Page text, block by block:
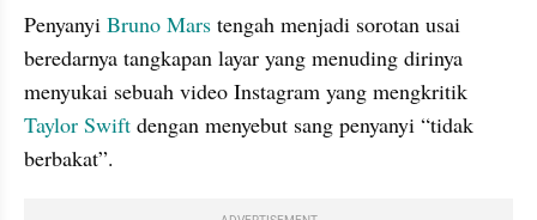
Penyanyi Bruno Mars tengah menjadi sorotan usai
beredarnya tangkapan layar yang menuding dirinya
Taylor Swift dengan menyebut sang penyanyi “tidak
berbakat”.